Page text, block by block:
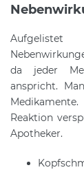
da jeder
anspricht.
Reaktion
Apotheker.